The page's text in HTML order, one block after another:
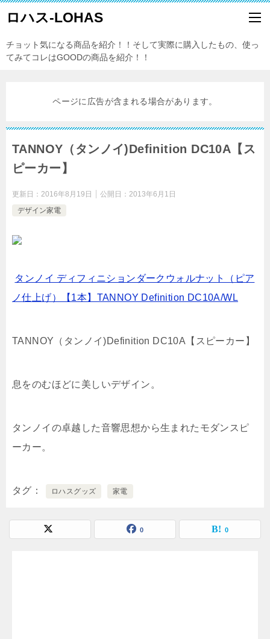
ロハス-LOHAS
チョット気になる商品を紹介！！そして実際に購入したもの、使っ
てみてコレはGOODの商品を紹介！！
ページに広告が含まれる場合があります。
TANNOY（タンノイ)Definition DC10A【ス
ピーカー】
更新日： 2016年8月19日 公開日： 2013年6月1日
デザイン家電
タンノイ ディフィニションダークウォルナット（ピア
ノ仕上げ）【1本】TANNOY Definition DC10A/WL
TANNOY（タンノイ)Definition DC10A【スピーカー】
息をのむほどに美しいデザイン。
タンノイの卓越した音響思想から生まれたモダンスピ
ーカー。
タグ ロハスグッズ 家電
0 0